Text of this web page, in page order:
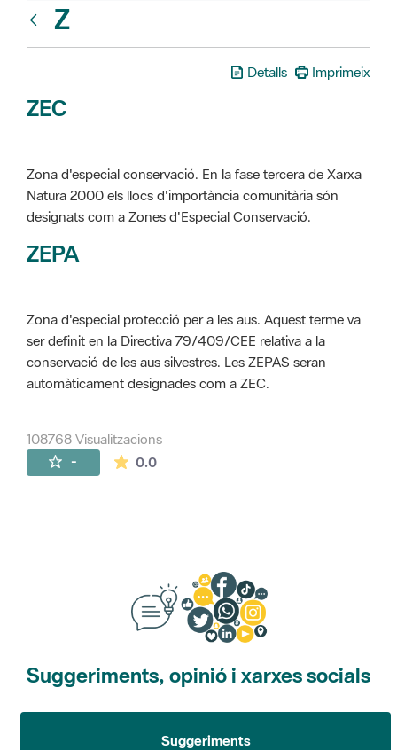
Z
Detalls Imprimeix
ZEC
Zona d'especial conservació. En la fase tercera de Xarxa
Natura 2000 els llocs d'importància comunitària són
designats com a Zones d'Especial Conservació.
ZEPA
Zona d'especial protecció per a les aus. Aquest terme va
ser definit en la Directiva 79/409/CEE relativa a la
conservació de les aus silvestres. Les ZEPAS seran
automàticament designades com a ZEC.
108768 Visualitzacions
- 0.0La mitjana de les valoracions és de 0
Suggeriments, opinió i xarxes socials
Suggeriments